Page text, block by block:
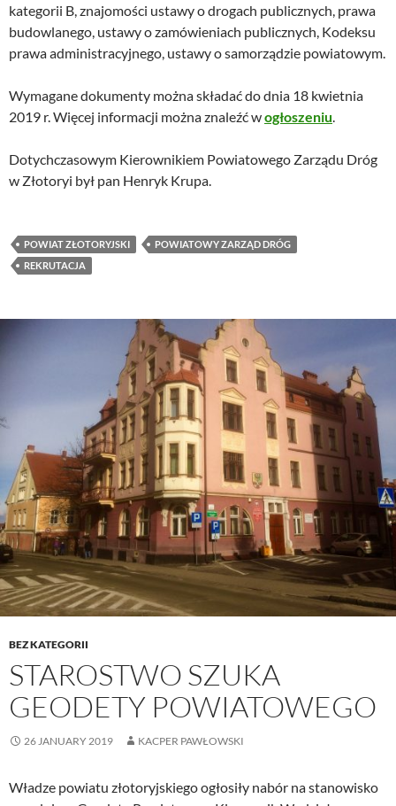
kategorii B, znajomości ustawy o drogach publicznych, prawa
budowlanego, ustawy o zamówieniach publicznych, Kodeksu
prawa administracyjnego, ustawy o samorządzie powiatowym.
Wymagane dokumenty można składać do dnia 18 kwietnia
2019 r. Więcej informacji można znaleźć wogłoszeniu.
Dotychczasowym Kierownikiem Powiatowego Zarządu Dróg
w Złotoryi był pan Henryk Krupa.
POWIAT ZŁOTORYJSKI
POWIATOWY ZARZĄD DRÓG
REKRUTACJA
BEZ KATEGORII
STAROSTWO SZUKA
GEODETY POWIATOWEGO
26 JANUARY 2019 KACPER PAWŁOWSKI
Władze powiatu złotoryjskiego ogłosiły nabór na stanowisko